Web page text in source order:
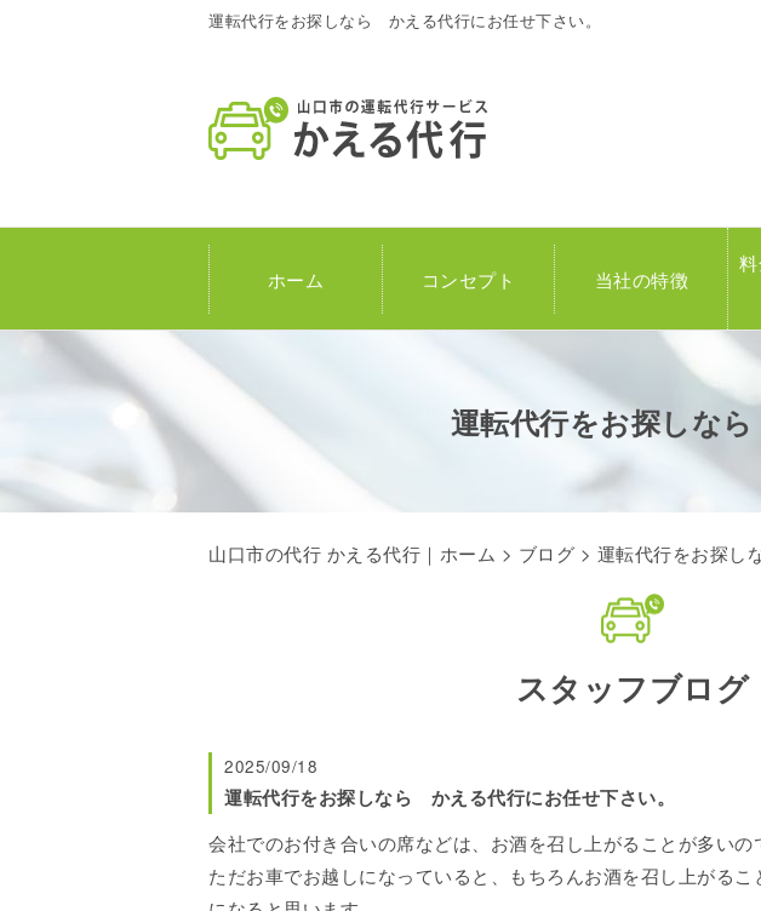
運転代行をお探しなら かえる代行にお任せ下さい。
ホーム コンセプト 当社の特徴
運転代行をお探しな
山口市の代行 かえる代行｜ホーム > ブログ > 運転代行をお探し
スタッフブログ
2025/09/18
運転代行をお探しなら かえる代行にお任せ下さい。
会社でのお付き合いの席などは、お酒を召し上がることが多いの
ただお車でお越しになっていると、もちろんお酒を召し上がる